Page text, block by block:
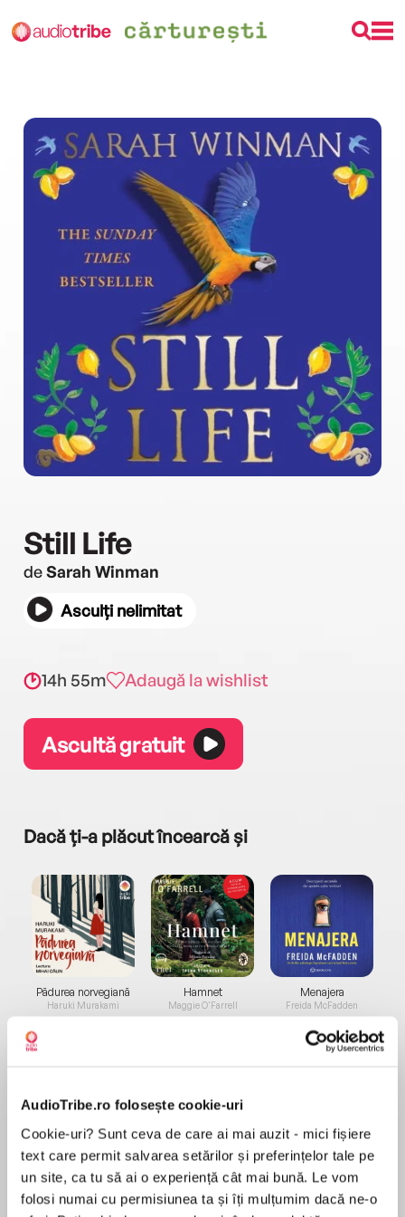
AudioTribe.ro folosește cookie-uri
Cookie-uri? Sunt ceva de care ai mai auzit - mici fișiere
text care permit salvarea setărilor și preferințelor tale pe
un site, ca tu să ai o experiență cât mai bună. Le vom
folosi numai cu permisiunea ta și îți mulțumim dacă ne-o
Still Life
deSarah Winman
Asculți nelimitat
14h 55m Adaugă la wishlist
Ascultă gratuit
Dacă ți-a plăcut încearcă și
Pădurea norvegiană
Haruki Murakami
Elita de Argint (Elita
de...
Dani Francis
Hamnet
Maggie O'Farrell
Diavolul se îmbracă de
la...
Lauren Weisberger
Menajera
Freida McFadden
Migdală
Sohn Won-pyung